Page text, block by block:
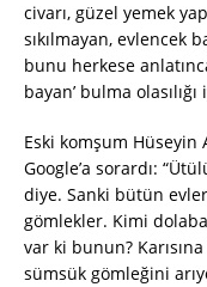
civarı, güzel yemek
sıkılmayan, evlencek
bunu herkese
bayan’ bulma
Eski komşum Hüseyin
Google’a sorardı:
diye. Sanki bütün
gömlekler. Kimi dolaba
var ki bunun?
sümsük gömleğini